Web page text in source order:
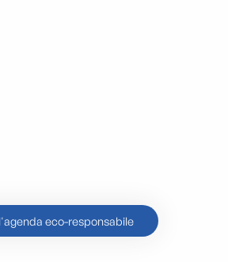
eco-responsabile